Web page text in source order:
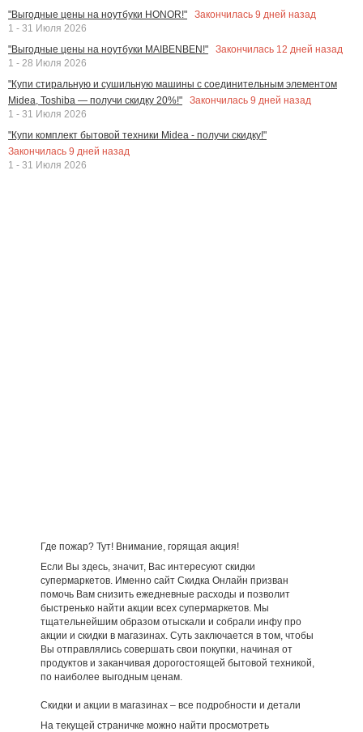
"Выгодные цены на ноутбуки HONOR!"
Закончилась 9 дней назад
1 - 31 Июля 2026
"Выгодные цены на ноутбуки MAIBENBEN!"
Закончилась 12 дней назад
1 - 28 Июля 2026
"Купи стиральную и сушильную машины с соединительным элементом
Midea, Toshiba — получи скидку 20%!"
Закончилась 9 дней назад
1 - 31 Июля 2026
"Купи комплект бытовой техники Midea - получи скидку!"
Закончилась 9 дней назад
1 - 31 Июля 2026
Где пожар? Тут! Внимание, горящая акция!
Если Вы здесь, значит, Вас интересуют скидки
супермаркетов. Именно сайт Скидка Онлайн призван
помочь Вам снизить ежедневные расходы и позволит
быстренько найти акции всех супермаркетов. Мы
тщательнейшим образом отыскали и собрали инфу про
акции и скидки в магазинах. Суть заключается в том, чтобы
Вы отправлялись совершать свои покупки, начиная от
продуктов и заканчивая дорогостоящей бытовой техникой,
по наиболее выгодным ценам.
Скидки и акции в магазинах – все подробности и детали
На текущей страничке можно найти просмотреть